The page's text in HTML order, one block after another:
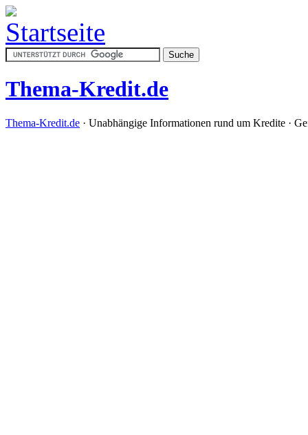
Thema-Kredit.de
Thema-Kredit.de · Unabhängige Informationen rund um Kredite ·